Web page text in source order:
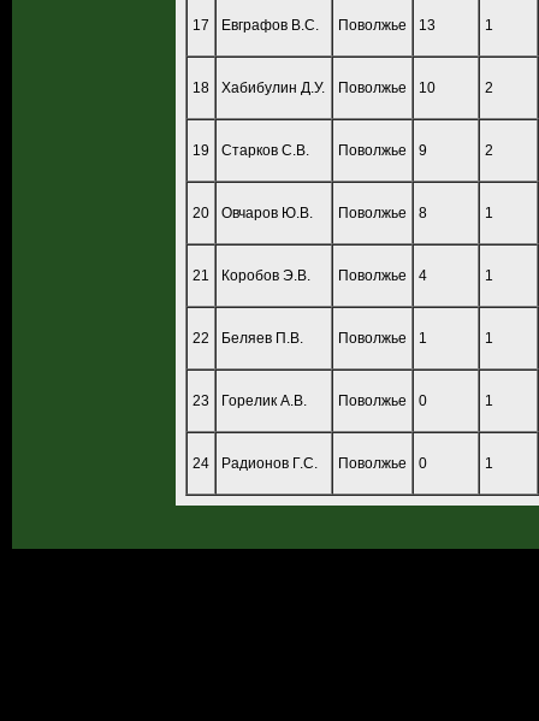
17 Евграфов В.С. Поволжье 13 1
18 Хабибулин Д.У. Поволжье 10 2
19 Старков С.В. Поволжье 9 2
20 Овчаров Ю.В. Поволжье 8 1
21 Коробов Э.В. Поволжье 4 1
22 Беляев П.В. Поволжье 1 1
23 Горелик А.В. Поволжье 0 1
24 Радионов Г.С. Поволжье 0 1